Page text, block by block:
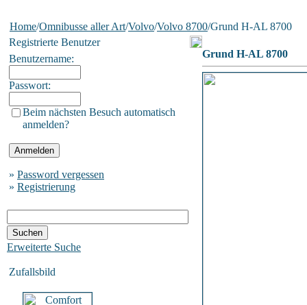
Home/Omnibusse aller Art/Volvo/Volvo 8700/Grund H-AL 8700
Registrierte Benutzer
Benutzername:
Passwort:
Beim nächsten Besuch automatisch
anmelden?
» Password vergessen
» Registrierung
Erweiterte Suche
Zufallsbild
Grund H-AL 8700